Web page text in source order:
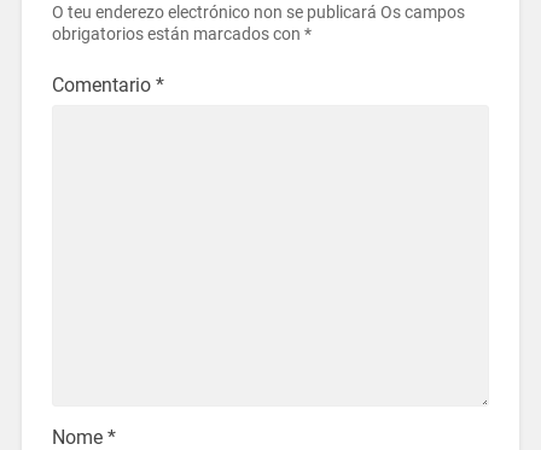
O teu enderezo electrónico non se publicará Os campos
obrigatorios están marcados con *
Comentario *
Nome *